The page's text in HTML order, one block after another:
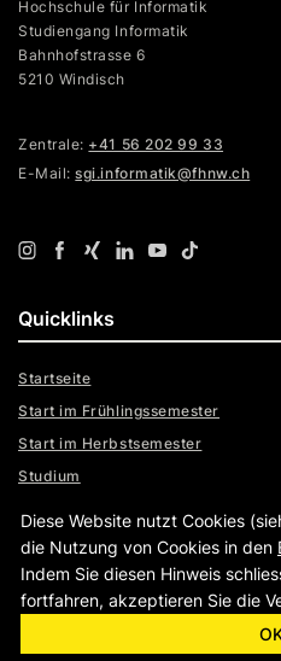
Hochschule für Informatik
Studiengang Informatik
Bahnhofstrasse 6
5210 Windisch
Zentrale: +41 56 202 99 33
E-Mail:sgi.informatik@fhnw.ch
Quicklinks
Startseite
Start im Frühlingssemester
Start im Herbstsemester
Studium
www.fhnw.ch |
Diese Website nutzt Cookies
die Nutzung von Cookies in den
Indem Sie diesen Hinweis
fortfahren, akzeptieren Sie die